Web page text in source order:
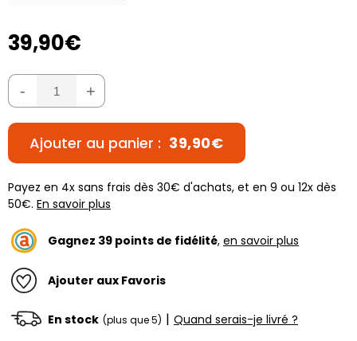
39,90€
- +
Ajouter au panier : 39,90€
Payez en 4x sans frais dès 30€ d'achats, et en 9 ou 12x dès
50€. En savoir plus
Gagnez 39 points de fidélité, en savoir plus
Ajouter aux Favoris
En stock (plus que 5) | Quand serais-je livré ?